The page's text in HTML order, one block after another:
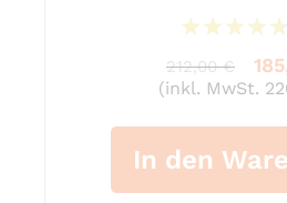
212,00 €
(inkl. MwSt.
In den